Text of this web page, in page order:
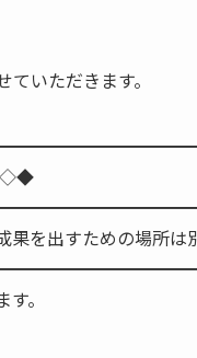
いただきます。
◇◆
果を出すための場所は
。